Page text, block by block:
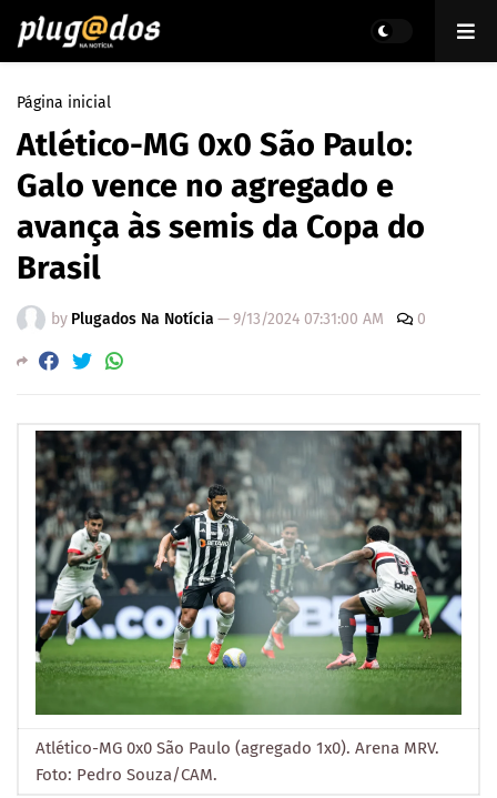
Página inicial
Atlético-MG 0x0 São Paulo:
Galo vence no agregado e
avança às semis da Copa do
Brasil
by Plugados Na Notícia —9/13/2024 07:31:00 AM 0
Atlético-MG 0x0 São Paulo (agregado 1x0). Arena MRV.
Foto: Pedro Souza/CAM.